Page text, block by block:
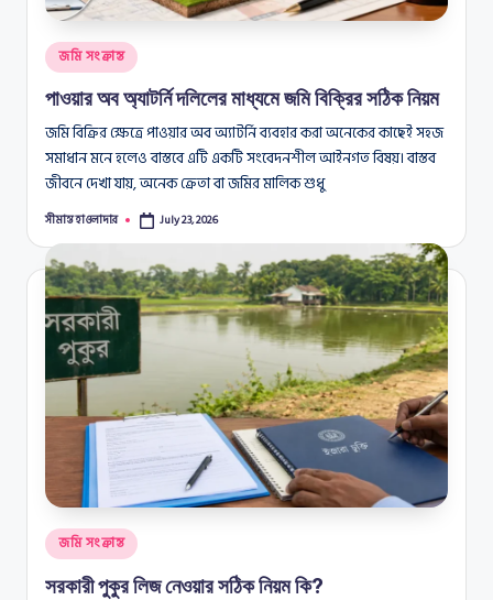
Posted
in
জমি সংক্রান্ত
পাওয়ার অব অ্যাটর্নি দলিলের মাধ্যমে জমি বিক্রির সঠিক নিয়ম
জমি বিক্রির ক্ষেত্রে পাওয়ার অব অ্যাটর্নি ব্যবহার করা অনেকের কাছেই সহজ
সমাধান মনে হলেও বাস্তবে এটি একটি সংবেদনশীল আইনগত বিষয়। বাস্তব
জীবনে দেখা যায়, অনেক ক্রেতা বা জমির মালিক শুধু
Posted
সীমান্ত হাওলাদার July 23, 2026
Posted
in
জমি সংক্রান্ত
সরকারী পুকুর লিজ নেওয়ার সঠিক নিয়ম কি?